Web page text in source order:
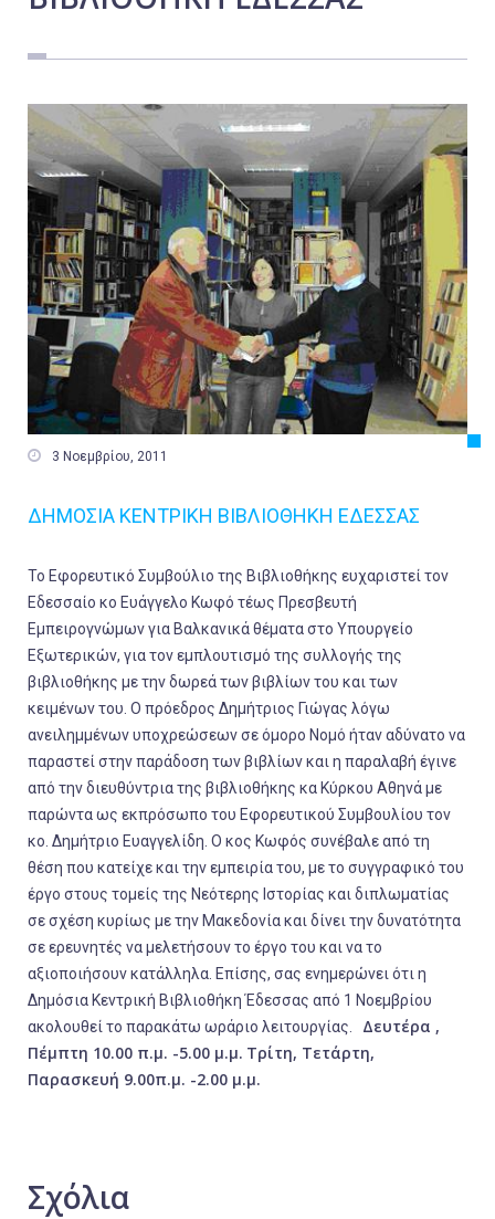
 3 Νοεμβρίου, 2011
ΔΗΜΟΣΙΑ ΚΕΝΤΡΙΚΗ ΒΙΒΛΙΟΘΗΚΗ ΕΔΕΣΣΑΣ
Το Eφορευτικό Συμβούλιο της Βιβλιοθήκης ευχαριστεί τον
Εδεσσαίο κο Ευάγγελο Κωφό τέως Πρεσβευτή
Εμπειρογνώμων για Βαλκανικά θέματα στο Υπουργείο
Εξωτερικών, για τον εμπλουτισμό της συλλογής της
βιβλιοθήκης με την δωρεά των βιβλίων του και των
κειμένων του. Ο πρόεδρος Δημήτριος Γιώγας λόγω
ανειλημμένων υποχρεώσεων σε όμορο Νομό ήταν αδύνατο να
παραστεί στην παράδοση των βιβλίων και η παραλαβή έγινε
από την διευθύντρια της βιβλιοθήκης κα Κύρκου Αθηνά με
παρώντα ως εκπρόσωπο του Εφορευτικού Συμβουλίου τον
κο. Δημήτριο Ευαγγελίδη. Ο κος Κωφός συνέβαλε από τη
θέση που κατείχε και την εμπειρία του, με το συγγραφικό του
έργο στους τομείς της Νεότερης Ιστορίας και διπλωματίας
σε σχέση κυρίως με την Μακεδονία και δίνει την δυνατότητα
σε ερευνητές να μελετήσουν το έργο του και να το
αξιοποιήσουν κατάλληλα. Επίσης, σας ενημερώνει ότι η
Δημόσια Κεντρική Βιβλιοθήκη Έδεσσας από 1 Νοεμβρίου
ακολουθεί το παρακάτω ωράριο λειτουργίας.
Δευτέρα ,
Πέμπτη 10.00 π.μ. -5.00 μ.μ. Τρίτη, Τετάρτη,
Παρασκευή 9.00π.μ. -2.00 μ.μ.
Σχόλια
Ελλάδα
Τοπικά
Αγροτικά
Οικονομία
Πολιτική
Αθλητικά
Αστυνομικό Δελτίο